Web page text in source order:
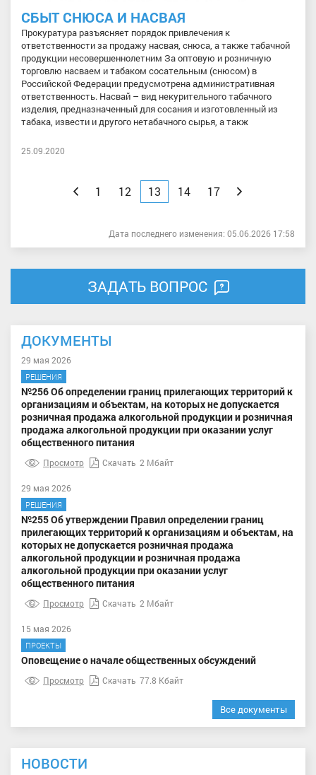
СБЫТ СНЮСА И НАСВАЯ
Прокуратура разъясняет порядок привлечения к
ответственности за продажу насвая, снюса, а также табачной
продукции несовершеннолетним За оптовую и розничную
торговлю насваем и табаком сосательным (снюсом) в
Российской Федерации предусмотрена административная
ответственность. Насвай – вид некурительного табачного
изделия, предназначенный для сосания и изготовленный из
табака, извести и другого нетабачного сырья, а такж
25.09.2020
Назад
1 12 13 14 17 Вперед
Дата последнего изменения: 05.06.2026 17:58
ЗАДАТЬ ВОПРОС
ДОКУМЕНТЫ
29 мая 2026
РЕШЕНИЯ
№256 Об определении границ прилегающих территорий к
организациям и объектам, на которых не допускается
розничная продажа алкогольной продукции и розничная
продажа алкогольной продукции при оказании услуг
общественного питания
Просмотр Скачать 2 Мбайт
29 мая 2026
РЕШЕНИЯ
№255 Об утверждении Правил определении границ
прилегающих территорий к организациям и объектам, на
которых не допускается розничная продажа
алкогольной продукции и розничная продажа
алкогольной продукции при оказании услуг
общественного питания
Просмотр Скачать 2 Мбайт
15 мая 2026
ПРОЕКТЫ
Оповещение о начале общественных обсуждений
Просмотр Скачать 77.8 Кбайт
Все документы
НОВОСТИ